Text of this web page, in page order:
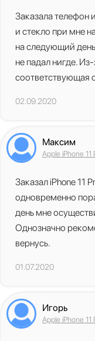
Заказала телефон
и стекло при мне
на следующий
не падал нигде.
соответствующая
02.09.2020
Максим
Apple iPhone
Заказал iPhone 11
одновременно
день мне
Однозначно
вернусь.
01.07.2020
Игорь
Apple iPhone